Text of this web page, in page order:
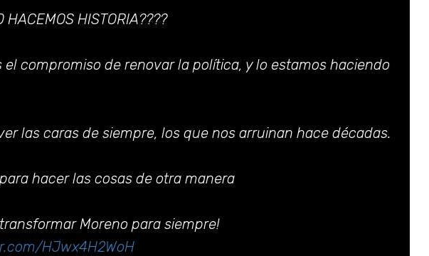
HACEMOS HISTORIA????
el compromiso de renovar la política, y lo estamos haciendo
las caras de siempre, los que nos arruinan hace décadas.
hacer las cosas de otra manera
Moreno para siempre!
HJwx4H2WoH